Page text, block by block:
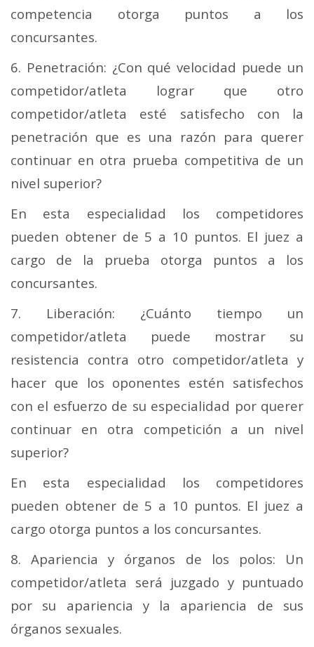
competencia otorga puntos a los
concursantes.
6. Penetración: ¿Con qué velocidad puede un
competidor/atleta lograr que otro
competidor/atleta esté satisfecho con la
penetración que es una razón para querer
continuar en otra prueba competitiva de un
nivel superior?
En esta especialidad los competidores
pueden obtener de 5 a 10 puntos. El juez a
cargo de la prueba otorga puntos a los
concursantes.
7. Liberación: ¿Cuánto tiempo un
competidor/atleta puede mostrar su
resistencia contra otro competidor/atleta y
hacer que los oponentes estén satisfechos
con el esfuerzo de su especialidad por querer
continuar en otra competición a un nivel
superior?
En esta especialidad los competidores
pueden obtener de 5 a 10 puntos. El juez a
cargo otorga puntos a los concursantes.
8. Apariencia y órganos de los polos: Un
competidor/atleta será juzgado y puntuado
por su apariencia y la apariencia de sus
órganos sexuales.